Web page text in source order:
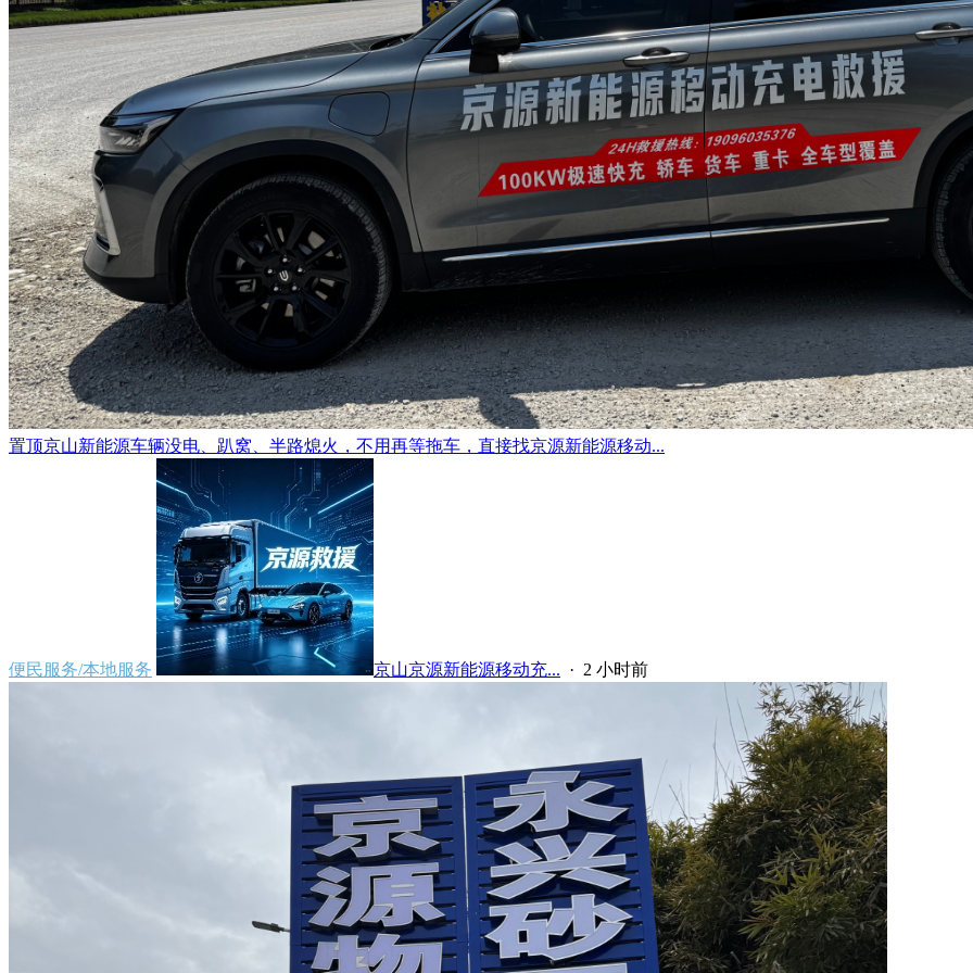
置顶京山新能源车辆没电、趴窝、半路熄火，不用再等拖车，直接找京源新能源移动...
便民服务/本地服务 京山京源新能源移动充... · 2 小时前